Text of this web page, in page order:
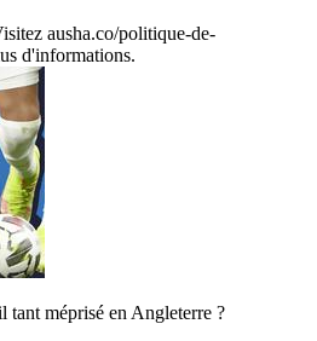
ausha.co/politique-de-
d'informations.
tant méprisé en Angleterre ?